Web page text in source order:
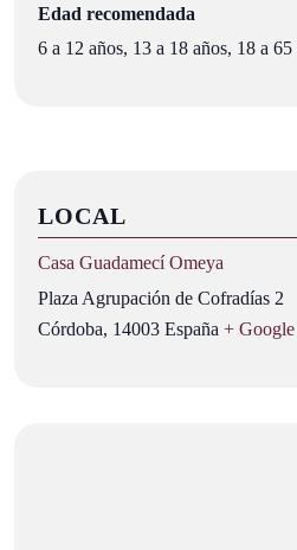
Edad recomendada
6 a 12 años, 13 a 18 años, 18 a
LOCAL
Casa Guadamecí Omeya
Plaza Agrupación de Cofradías 2
Córdoba, 14003 España +